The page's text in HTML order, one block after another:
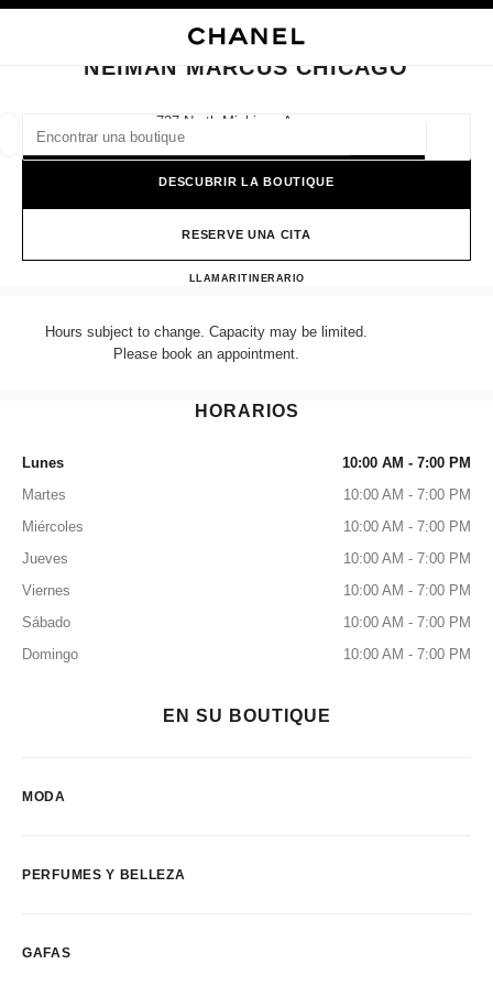
las sugerencias se muestran debajo de esta barra de búsqueda
0 Sugerencias disponibles
CERRAR TARJETA DE BOUTIQUE NEIMAN MARCUS CHICAGO
NEIMAN MARCUS CHICAGO
737 North Michigan Avenue,
DESCUBRIR LA BOUTIQUE
RESERVE UNA CITA
LLAMAR3126425900ITINERARIONEIMAN MARCUS
Hours subject to change. Capacity may be limited.
Please book an appointment.
HORARIOS
Lunes
10:00 AM - 7:00 PM
Martes
10:00 AM - 7:00 PM
Miércoles
10:00 AM - 7:00 PM
Jueves
10:00 AM - 7:00 PM
Viernes
10:00 AM - 7:00 PM
Sábado
10:00 AM - 7:00 PM
Domingo
10:00 AM - 7:00 PM
EN SU BOUTIQUE
MODA
PERFUMES Y BELLEZA
GAFAS
resultado de los filtros por:
GAFAS RELOJERÍA Y JOYERÍA